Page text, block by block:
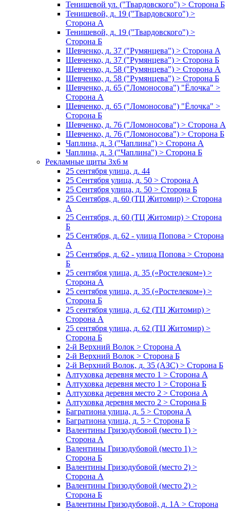
Тенишевой ул. ("Твардовского") > Сторона Б
Тенишевой, д. 19 ("Твардовского") >
Сторона А
Тенишевой, д. 19 ("Твардовского") >
Сторона Б
Шевченко, д. 37 ("Румянцева") > Сторона А
Шевченко, д. 37 ("Румянцева") > Сторона Б
Шевченко, д. 58 ("Румянцева") > Сторона А
Шевченко, д. 58 ("Румянцева") > Сторона Б
Шевченко, д. 65 ("Ломоносова") "Ёлочка" >
Сторона А
Шевченко, д. 65 ("Ломоносова") "Ёлочка" >
Сторона Б
Шевченко, д. 76 ("Ломоносова") > Сторона А
Шевченко, д. 76 ("Ломоносова") > Сторона Б
Чаплина, д. 3 ("Чаплина") > Сторона А
Чаплина, д. 3 ("Чаплина") > Сторона Б
Рекламные щиты 3х6 м
25 сентября улица, д. 44
25 Сентября улица, д. 50 > Сторона А
25 Сентября улица, д. 50 > Сторона Б
25 Сентября, д. 60 (ТЦ Житомир) > Сторона
А
25 Сентября, д. 60 (ТЦ Житомир) > Сторона
Б
25 Сентября, д. 62 - улица Попова > Сторона
А
25 Сентября, д. 62 - улица Попова > Сторона
Б
25 сентября улица, д. 35 («Ростелеком») >
Сторона А
25 сентября улица, д. 35 («Ростелеком») >
Сторона Б
25 сентября улица, д. 62 (ТЦ Житомир) >
Сторона А
25 сентября улица, д. 62 (ТЦ Житомир) >
Сторона Б
2-й Верхний Волок > Сторона А
2-й Верхний Волок > Сторона Б
2-й Верхний Волок, д. 35 (АЗС) > Сторона Б
Алтуховка деревня место 1 > Сторона А
Алтуховка деревня место 1 > Сторона Б
Алтуховка деревня место 2 > Сторона А
Алтуховка деревня место 2 > Сторона Б
Багратиона улица, д. 5 > Сторона А
Багратиона улица, д. 5 > Сторона Б
Валентины Гризодубовой (место 1) >
Сторона А
Валентины Гризодубовой (место 1) >
Сторона Б
Валентины Гризодубовой (место 2) >
Сторона А
Валентины Гризодубовой (место 2) >
Сторона Б
Валентины Гризодубовой, д. 1А > Сторона